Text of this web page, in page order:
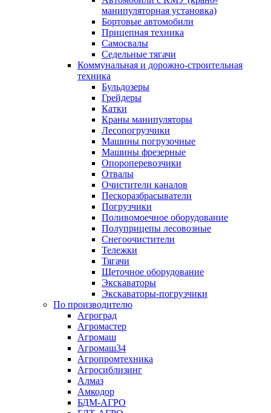
манипуляторная установка)
Бортовые автомобили
Прицепная техника
Самосвалы
Седельные тягачи
Коммунальная и дорожно-строительная
техника
Бульдозеры
Грейдеры
Катки
Краны манипуляторы
Лесопогрузчики
Машины погрузочные
Машины фрезерные
Опороперевозчики
Отвалы
Очистители каналов
Пескоразбрасыватели
Погрузчики
Поливомоечное оборудование
Полуприцепы лесовозные
Снегоочистители
Тележки
Тягачи
Щеточное оборудование
Экскаваторы
Экскаваторы-погрузчики
По производителю
Агроград
Агромастер
Агромаш
Агромаш34
Агропромтехника
Агросиблизинг
Алмаз
Амкодор
БДМ-АГРО